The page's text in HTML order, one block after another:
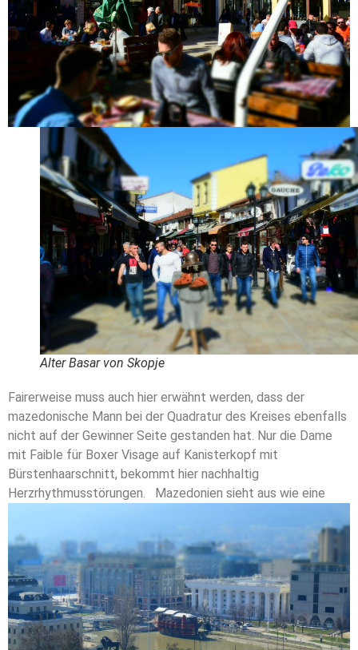
Alter Basar von Skopje
Fairerweise muss auch hier erwähnt werden, dass der
mazedonische Mann bei der Quadratur des Kreises ebenfalls
nicht auf der Gewinner Seite gestanden hat. Nur die Dame
mit Faible für Boxer Visage auf Kanisterkopf mit
Bürstenhaarschnitt, bekommt hier nachhaltig
Herzrhythmusstörungen.
Mazedonien sieht aus wie eine